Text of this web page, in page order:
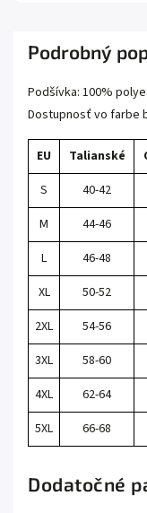
Podrobný
Podšívka: 100%
Dostupnosť vo farbe
EU Talianské
S
40-42
M
44-46
L
46-48
XL
50-52
2XL
54-56
3XL
58-60
4XL
62-64
5XL
66-68
Dodatočné